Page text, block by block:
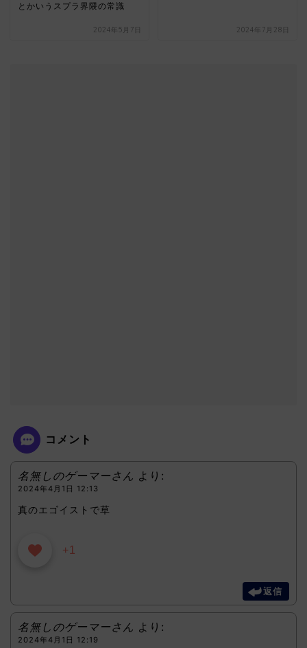
とかいうスプラ界隈の常識
2024年5月7日 2024年7月28日
コメント
名無しのゲーマーさん より:
2024年4月1日 12:13
真のエゴイストで草
+1
返信
名無しのゲーマーさん より:
2024年4月1日 12:19